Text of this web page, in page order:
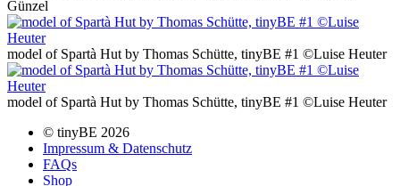
Günzel
model of Spartà Hut by Thomas Schütte, tinyBE #1 ©Luise Heuter
model of Spartà Hut by Thomas Schütte, tinyBE #1 ©Luise Heuter
© tinyBE 2026
Impressum & Datenschutz
FAQs
Shop